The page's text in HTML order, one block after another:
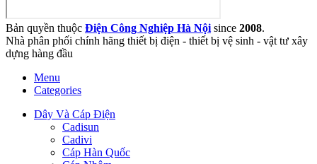
Bản quyền thuộc Điện Công Nghiệp Hà Nội since 2008.
Nhà phân phối chính hãng thiết bị điện - thiết bị vệ sinh - vật tư xây
dựng hàng đầu
Menu
Categories
Dây Và Cáp Điện
Cadisun
Cadivi
Cáp Hàn Quốc